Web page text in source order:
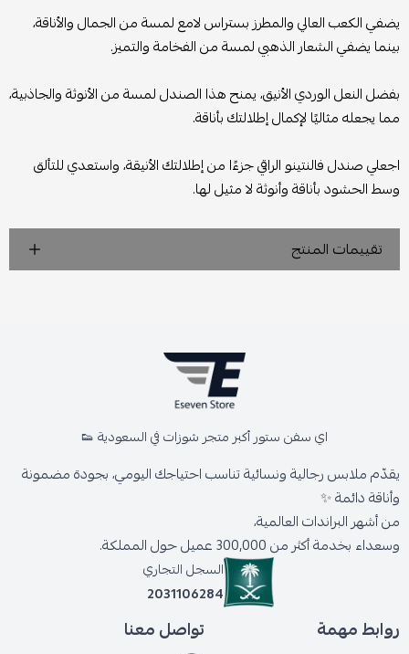
يضفي الكعب العالي والمطرز بستراس لامع لمسة من الجمال والأناقة،
بينما يضفي الشعار الذهبي لمسة من الفخامة والتميز.
بفضل النعل الوردي الأنيق، يمنح هذا الصندل لمسة من الأنوثة والجاذبية،
مما يجعله مثاليًا لإكمال إطلالتك بأناقة.
اجعلي صندل فالنتينو الراقي جزءًا من إطلالتك الأنيقة، واستعدي للتألق
وسط الحشود بأناقة وأنوثة لا مثيل لها.
تقييمات المنتج
اي سفن ستور أكبر متجر شوزات في السعودية 👟
يقدّم ملابس رجالية ونسائية تناسب احتياجك اليومي، بجودة مضمونة
وأناقة دائمة ✨
من أشهر البراندات العالمية،
وسعداء بخدمة أكثر من 300,000 عميل حول المملكة.
السجل التجاري
2031106284
روابط مهمة تواصل معنا